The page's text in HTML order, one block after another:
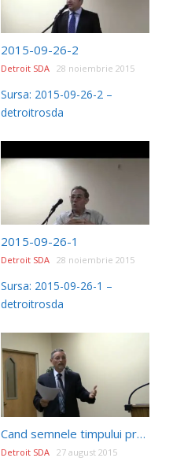
2015-09-26-2
Detroit SDA 28 noiembrie 2015
Sursa: 2015-09-26-2 –
detroitrosda
2015-09-26-1
Detroit SDA 28 noiembrie 2015
Sursa: 2015-09-26-1 –
detroitrosda
Cand semnele timpului prezic dezastrul – Alexandru Breja
Detroit SDA 27 august 2015